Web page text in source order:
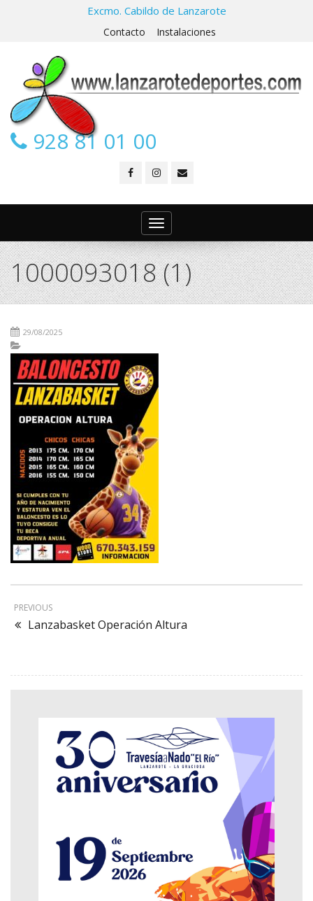
Excmo. Cabildo de Lanzarote
Contacto Instalaciones
928 81 01 00
Toggle
navigation
1000093018 (1)
29/08/2025
PREVIOUS
Lanzabasket Operación Altura